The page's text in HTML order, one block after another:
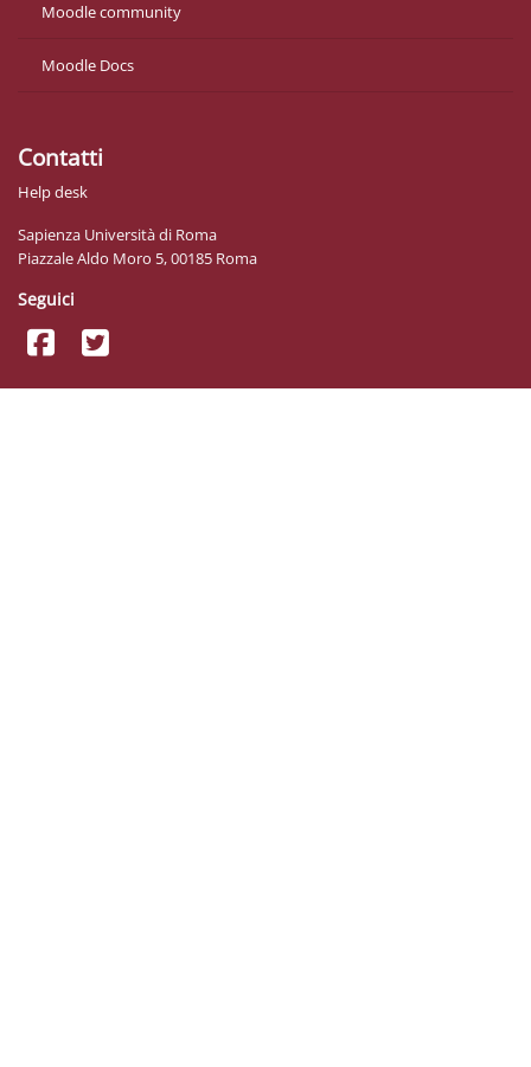
Moodle community
Moodle Docs
Contatti
Help desk
Sapienza Università di Roma
Piazzale Aldo Moro 5, 00185 Roma
Seguici